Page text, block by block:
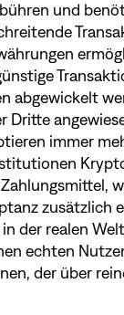
und
abgewickelt
Dritte
immer
zusätzlich
der realen
echten
der über